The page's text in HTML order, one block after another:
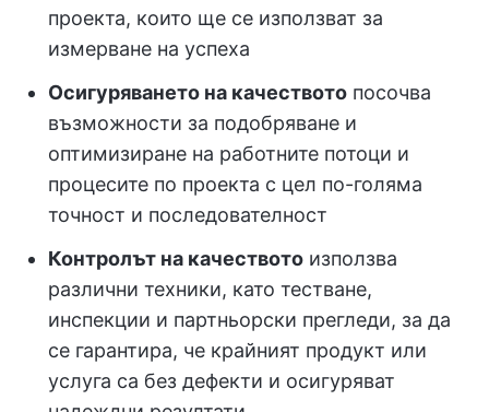
проекта, които ще се използват за
измерване на успеха
Осигуряването на качеството посочва
възможности за подобряване и
оптимизиране на работните потоци и
процесите по проекта с цел по-голяма
точност и последователност
Контролът на качеството използва
различни техники, като тестване,
инспекции и партньорски прегледи, за да
се гарантира, че крайният продукт или
услуга са без дефекти и осигуряват